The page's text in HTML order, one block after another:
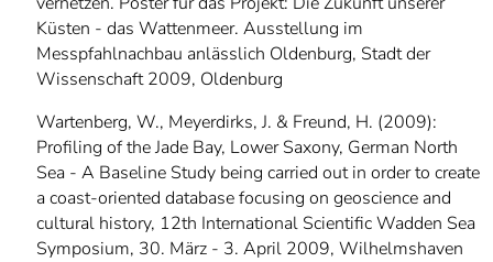
Küsten - das Wattenmeer. Ausstellung im
Messpfahlnachbau anlässlich Oldenburg, Stadt der
Wissenschaft 2009, Oldenburg
Wartenberg, W., Meyerdirks, J. & Freund, H. (2009):
Profiling of the Jade Bay, Lower Saxony, German North
Sea - A Baseline Study being carried out in order to create
a coast-oriented database focusing on geoscience and
cultural history, 12th International Scientific Wadden Sea
Symposium, 30. März - 3. April 2009, Wilhelmshaven